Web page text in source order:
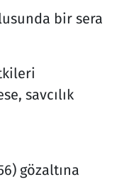
bir sera
savcılık
gözaltına